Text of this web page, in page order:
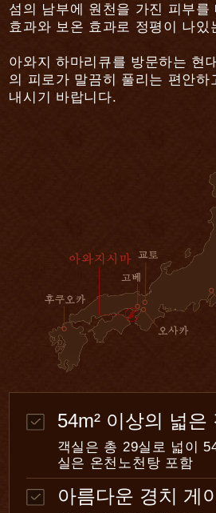
섬의 남부에 원천을 가진 피부를
효과와 보온 효과로 정평이 나있
아와지 하마리큐를 방문하는 현
의 피로가 말끔히 풀리는 편안하
내시기 바랍니다.
54m² 이상의 넓은
객실은 총 29실로 넓이
실은 온천노천탕 포함
아름다운 경치 게